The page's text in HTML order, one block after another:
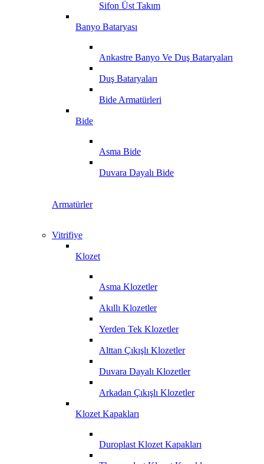
Sifon Üst Takım
Banyo Bataryası
Ankastre Banyo Ve Duş Bataryaları
Duş Bataryaları
Bide Armatürleri
Bide
Asma Bide
Duvara Dayalı Bide
Armatürler
Vitrifiye
Klozet
Asma Klozetler
Akıllı Klozetler
Yerden Tek Klozetler
Alttan Çıkışlı Klozetler
Duvara Dayalı Klozetler
Arkadan Çıkışlı Klozetler
Klozet Kapakları
Duroplast Klozet Kapakları